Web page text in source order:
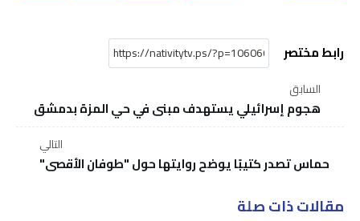
رابط مختصر
السابق
هجوم إسرائيلي يستهدف مبنى في حي المزة بدمشق
التالي
حماس تصدر كتيبًا يوضح روايتها حول "طوفان الأقصى"
مقالات ذات صلة